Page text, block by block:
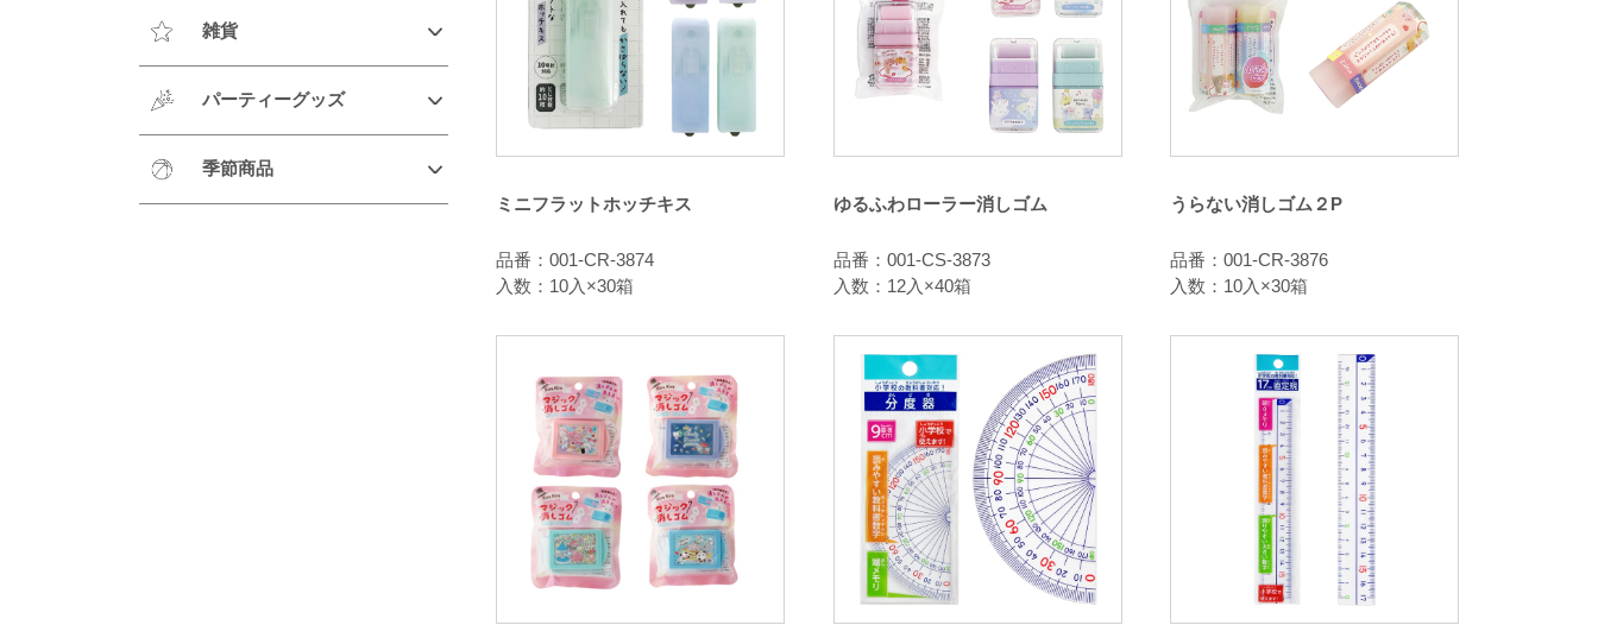
雑貨
パーティーグッズ
季節商品
ミニフラットホッチキス
品番：001-CR-3874
入数：10入×30箱
ゆるふわローラー消しゴム
品番：001-CS-3873
入数：12入×40箱
うらない消しゴム２P
品番：001-CR-3876
入数：10入×30箱